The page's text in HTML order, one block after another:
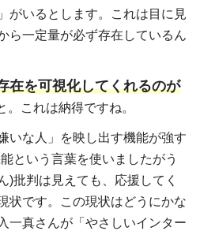
がいるとします。これは目に見
ら一定量が必ず存在しているん
在を可視化してくれるのが
。これは納得ですね。
いな人」を映し出す機能が強す
という言葉を使いましたがう
)批判は見えても、応援してく
状です。この現状はどうにかな
一真さんが「やさしいインター